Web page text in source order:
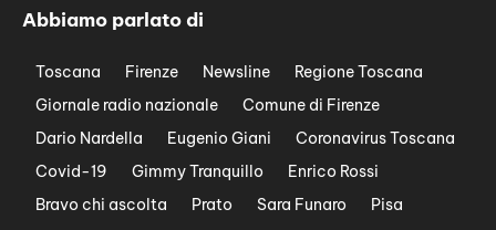
Abbiamo parlato di
Toscana Firenze Newsline
Regione Toscana
Giornale radio nazionale
Comune di Firenze
Dario Nardella
Eugenio Giani
Coronavirus Toscana
Covid-19
Gimmy Tranquillo
Enrico Rossi
Bravo chi ascolta
Prato Sara Funaro
Pisa